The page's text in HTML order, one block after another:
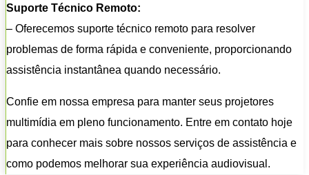
Suporte Técnico Remoto:
– Oferecemos suporte técnico remoto para resolver
problemas de forma rápida e conveniente, proporcionando
assistência instantânea quando necessário.
Confie em nossa empresa para manter seus projetores
multimídia em pleno funcionamento. Entre em contato hoje
para conhecer mais sobre nossos serviços de assistência e
como podemos melhorar sua experiência audiovisual.